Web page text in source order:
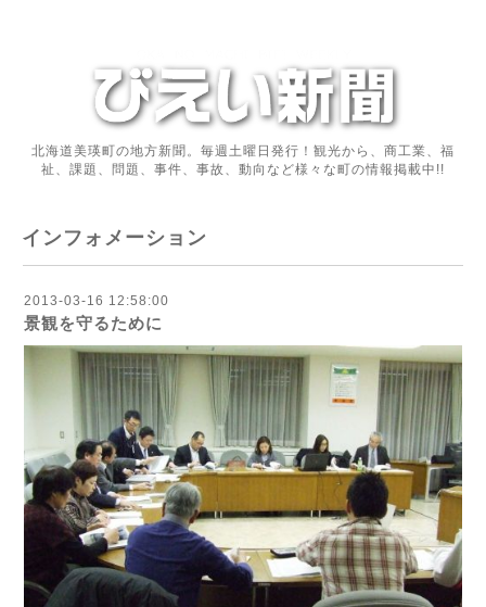
北海道美瑛町の地方新聞。毎週土曜日発行！観光から、商工業、福
祉、課題、問題、事件、事故、動向など様々な町の情報掲載中!!
インフォメーション
2013-03-16 12:58:00
景観を守るために